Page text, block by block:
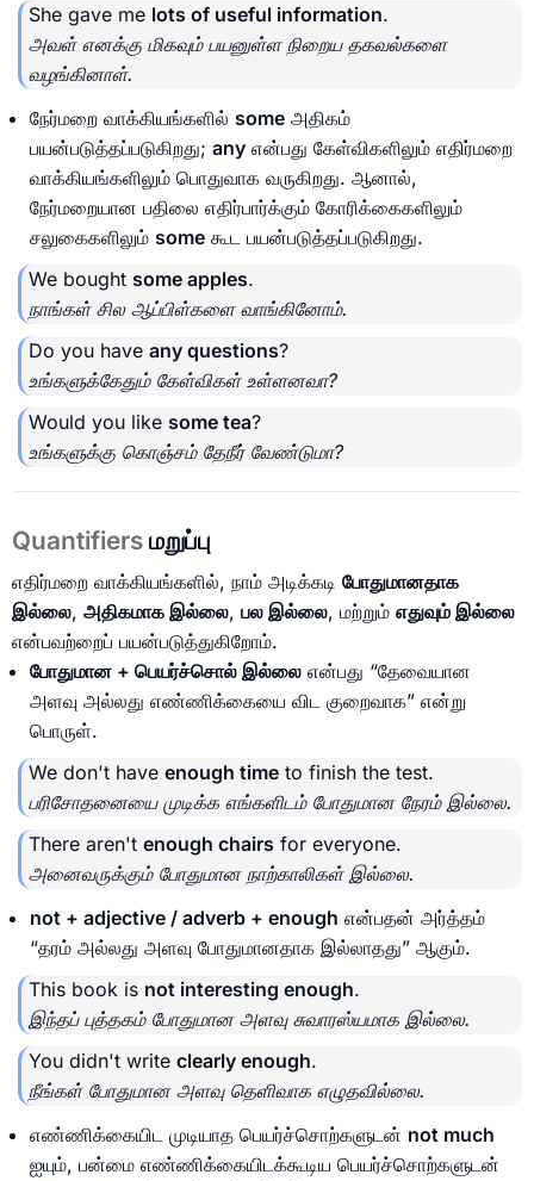
She gave me lots of useful information.
அவள் எனக்கு மிகவும் பயனுள்ள நிறைய தகவல்களை
வழங்கினாள்.
நேர்மறை வாக்கியங்களில் some அதிகம்
பயன்படுத்தப்படுகிறது; any என்பது கேள்விகளிலும் எதிர்மறை
வாக்கியங்களிலும் பொதுவாக வருகிறது. ஆனால்,
நேர்மறையான பதிலை எதிர்பார்க்கும் கோரிக்கைகளிலும்
சலுகைகளிலும் some கூட பயன்படுத்தப்படுகிறது.
We bought some apples.
நாங்கள் சில ஆப்பிள்களை வாங்கினோம்.
Do you have any questions?
உங்களுக்கேதும் கேள்விகள் உள்ளனவா?
Would you like some tea?
உங்களுக்கு கொஞ்சம் தேநீர் வேண்டுமா?
Quantifiers மறுப்பு
எதிர்மறை வாக்கியங்களில், நாம் அடிக்கடி போதுமானதாக
இல்லை, அதிகமாக இல்லை, பல இல்லை, மற்றும் எதுவும் இல்லை
என்பவற்றைப் பயன்படுத்துகிறோம்.
போதுமான + பெயர்ச்சொல் இல்லை என்பது “தேவையான
அளவு அல்லது எண்ணிக்கையை விட குறைவாக” என்று
பொருள்.
We don't have enough time to finish the test.
பரிசோதனையை முடிக்க எங்களிடம் போதுமான நேரம் இல்லை.
There aren't enough chairs for everyone.
அனைவருக்கும் போதுமான நாற்காலிகள் இல்லை.
not + adjective / adverb + enough என்பதன் அர்த்தம்
“தரம் அல்லது அளவு போதுமானதாக இல்லாதது” ஆகும்.
This book is not interesting enough.
இந்தப் புத்தகம் போதுமான அளவு சுவாரஸ்யமாக இல்லை.
You didn't write clearly enough.
நீங்கள் போதுமான அளவு தெளிவாக எழுதவில்லை.
எண்ணிக்கையிட முடியாத பெயர்ச்சொற்களுடன் not much
ஐயும், பன்மை எண்ணிக்கையிடக்கூடிய பெயர்ச்சொற்களுடன்